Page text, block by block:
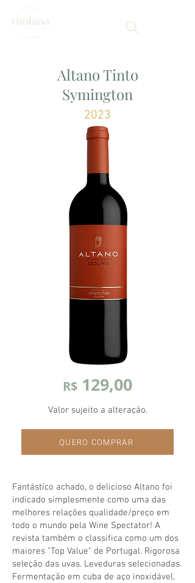
Altano Tinto
Symington
2023
R$ 129,00
Valor sujeito a alteração.
QUERO COMPRAR
Fantástico achado, o delicioso Altano foi
indicado simplesmente como uma das
melhores relações qualidade/preço em
todo o mundo pela Wine Spectator! A
revista também o classifica como um dos
maiores "Top Value" de Portugal. Rigorosa
seleção das uvas. Leveduras selecionadas.
Fermentação em cuba de aço inoxidável,